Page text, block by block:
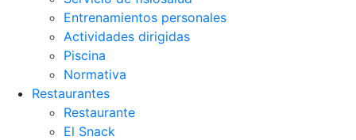
Entrenamientos personales
Actividades dirigidas
Piscina
Normativa
Restaurantes
Restaurante
El Snack